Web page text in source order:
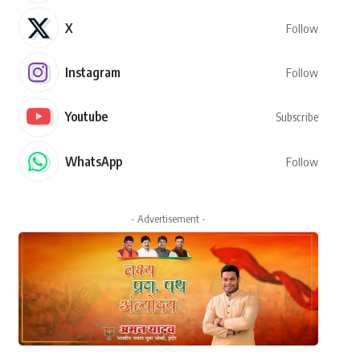
X Follow
Instagram Follow
Youtube Subscribe
WhatsApp Follow
- Advertisement -